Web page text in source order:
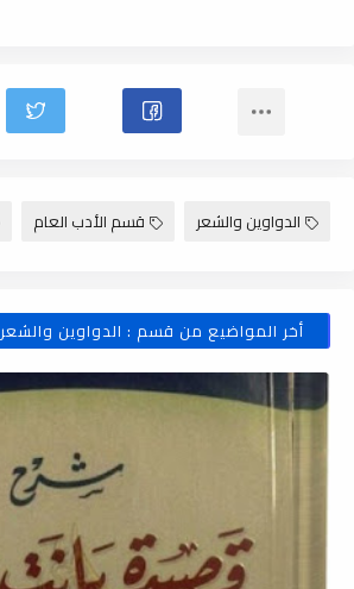
الدواوين والشعر قسم الأدب العام
أخر المواضيع من قسم : الدواوين والشعر